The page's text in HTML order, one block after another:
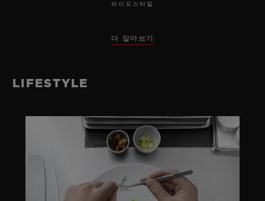
라이프스타일
더 알아보기
LIFESTYLE